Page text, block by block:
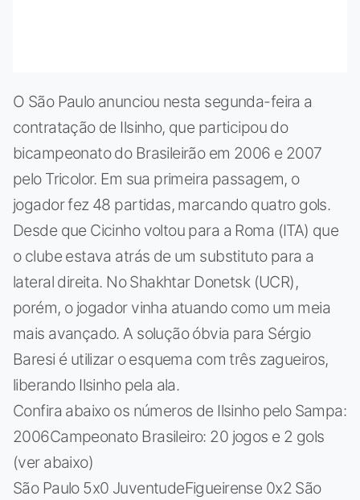
O São Paulo anunciou nesta segunda-feira a
contratação de Ilsinho, que participou do
bicampeonato do Brasileirão em 2006 e 2007
pelo Tricolor. Em sua primeira passagem, o
jogador fez 48 partidas, marcando quatro gols.
Desde que Cicinho voltou para a Roma (ITA) que
o clube estava atrás de um substituto para a
lateral direita. No Shakhtar Donetsk (UCR),
porém, o jogador vinha atuando como um meia
mais avançado. A solução óbvia para Sérgio
Baresi é utilizar o esquema com três zagueiros,
liberando Ilsinho pela ala.
Confira abaixo os números de Ilsinho pelo Sampa:
2006Campeonato Brasileiro: 20 jogos e 2 gols
(ver abaixo)
São Paulo 5x0 JuventudeFigueirense 0x2 São